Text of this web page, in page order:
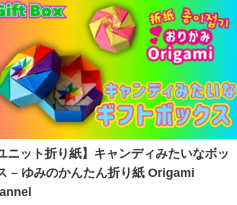
ニット折り紙】キャンディみたいなボッ
– ゆみのかんたん折り紙 Origami